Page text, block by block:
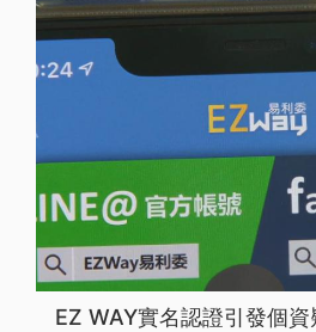
EZ WAY實名認證引發個